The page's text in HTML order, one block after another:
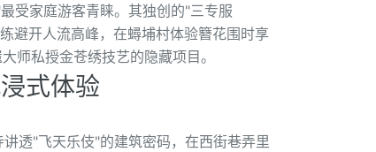
受家庭游客青睐。其独创的"三专服
避开人流高峰，在蟳埔村体验簪花围时享
师私授金苍绣技艺的隐藏项目。
式体验
透"飞天乐伎"的建筑密码，在西街巷弄里